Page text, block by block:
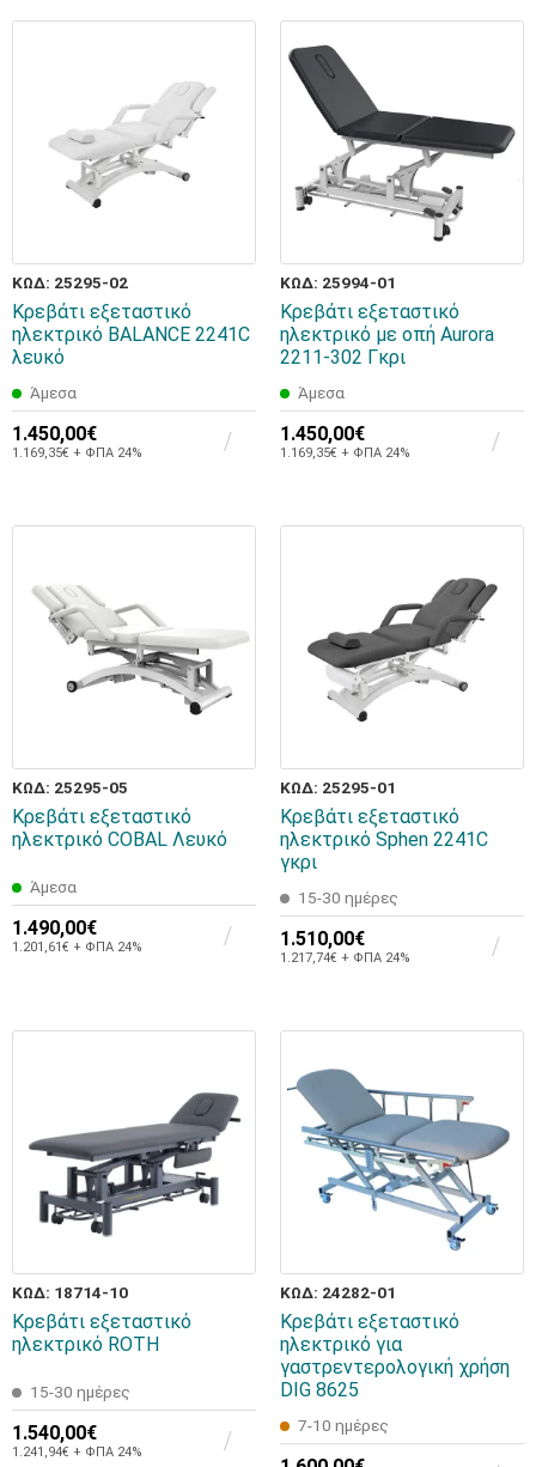
ΚΩΔ: 25295-02
Κρεβάτι εξεταστικό
ηλεκτρικό BALANCE 2241C
λευκό
Άμεσα
1.450,00€
1.169,35€ + ΦΠΑ 24%
ΚΩΔ: 25994-01
Κρεβάτι εξεταστικό
ηλεκτρικό με οπή Aurora
2211-302 Γκρι
Άμεσα
1.450,00€
1.169,35€ + ΦΠΑ 24%
ΚΩΔ: 25295-05
Κρεβάτι εξεταστικό
ηλεκτρικό COBAL Λευκό
Άμεσα
1.490,00€
1.201,61€ + ΦΠΑ 24%
ΚΩΔ: 25295-01
Κρεβάτι εξεταστικό
ηλεκτρικό Sphen 2241C
γκρι
15-30 ημέρες
1.510,00€
1.217,74€ + ΦΠΑ 24%
ΚΩΔ: 18714-10
Κρεβάτι εξεταστικό
ηλεκτρικό ROTH
15-30 ημέρες
1.540,00€
1.241,94€ + ΦΠΑ 24%
ΚΩΔ: 24282-01
Κρεβάτι εξεταστικό
ηλεκτρικό για
γαστρεντερολογική χρήση
DIG 8625
7-10 ημέρες